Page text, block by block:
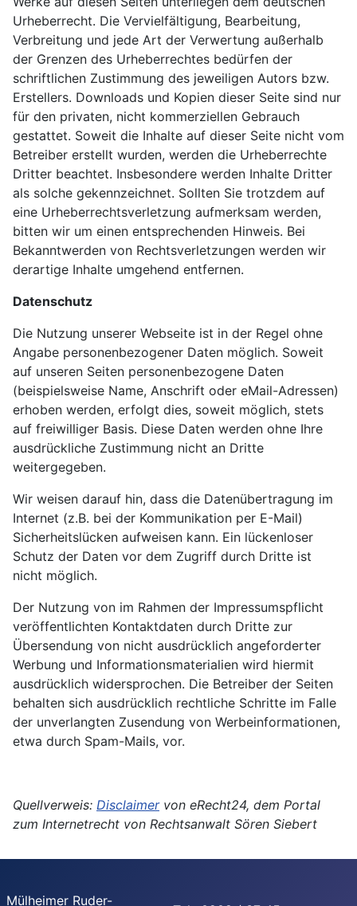
Urheberrecht. Die Vervielfältigung, Bearbeitung,
Verbreitung und jede Art der Verwertung außerhalb
der Grenzen des Urheberrechtes bedürfen der
schriftlichen Zustimmung des jeweiligen Autors bzw.
Erstellers. Downloads und Kopien dieser Seite sind nur
für den privaten, nicht kommerziellen Gebrauch
gestattet. Soweit die Inhalte auf dieser Seite nicht vom
Betreiber erstellt wurden, werden die Urheberrechte
Dritter beachtet. Insbesondere werden Inhalte Dritter
als solche gekennzeichnet. Sollten Sie trotzdem auf
eine Urheberrechtsverletzung aufmerksam werden,
bitten wir um einen entsprechenden Hinweis. Bei
Bekanntwerden von Rechtsverletzungen werden wir
derartige Inhalte umgehend entfernen.
Datenschutz
Die Nutzung unserer Webseite ist in der Regel ohne
Angabe personenbezogener Daten möglich. Soweit
auf unseren Seiten personenbezogene Daten
(beispielsweise Name, Anschrift oder eMail-Adressen)
erhoben werden, erfolgt dies, soweit möglich, stets
auf freiwilliger Basis. Diese Daten werden ohne Ihre
ausdrückliche Zustimmung nicht an Dritte
weitergegeben.
Wir weisen darauf hin, dass die Datenübertragung im
Internet (z.B. bei der Kommunikation per E-Mail)
Sicherheitslücken aufweisen kann. Ein lückenloser
Schutz der Daten vor dem Zugriff durch Dritte ist
nicht möglich.
Der Nutzung von im Rahmen der Impressumspflicht
veröffentlichten Kontaktdaten durch Dritte zur
Übersendung von nicht ausdrücklich angeforderter
Werbung und Informationsmaterialien wird hiermit
ausdrücklich widersprochen. Die Betreiber der Seiten
behalten sich ausdrücklich rechtliche Schritte im Falle
der unverlangten Zusendung von Werbeinformationen,
etwa durch Spam-Mails, vor.
Quellverweis: Disclaimervon eRecht24, dem Portal
zum Internetrecht von Rechtsanwalt Sören Siebert
Mülheimer Ruder-